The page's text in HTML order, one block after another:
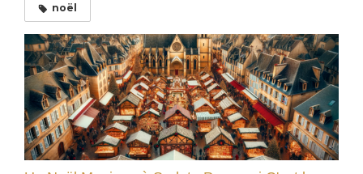
noël